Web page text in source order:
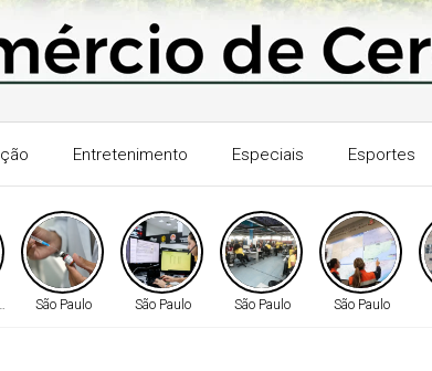
Entretenimento Especiais Esportes
São Paulo São Paulo São Paulo São Paulo